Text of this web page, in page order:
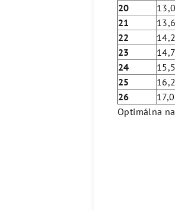
20
21
22
23
24
25
26
Optimálna